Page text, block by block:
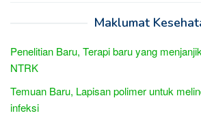
Maklumat
Penelitian Baru, Terapi baru yang
NTRK
Temuan Baru, Lapisan polimer untuk
infeksi